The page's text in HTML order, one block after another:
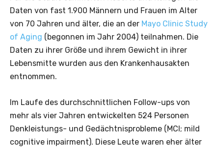
Daten von fast 1.900 Männern und Frauen im Alter
von 70 Jahren und älter, die an der Mayo Clinic Study
of Aging (begonnen im Jahr 2004) teilnahmen. Die
Daten zu ihrer Größe und ihrem Gewicht in ihrer
Lebensmitte wurden aus den Krankenhausakten
entnommen.
Im Laufe des durchschnittlichen Follow-ups von
mehr als vier Jahren entwickelten 524 Personen
Denkleistungs- und Gedächtnisprobleme (MCI; mild
cognitive impairment). Diese Leute waren eher älter